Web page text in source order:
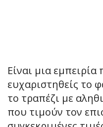
Είναι μια
ευχαριστηθείς το
το τραπέζι με
που τιμούν τον